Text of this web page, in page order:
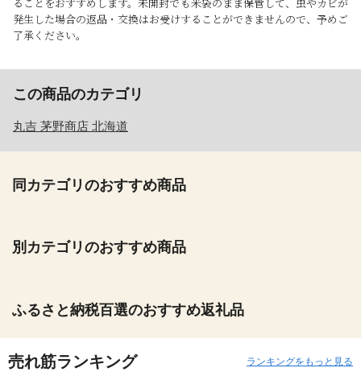
発生した場合の返品・交換はお受けすることができませんので、予めご
了承ください。
この商品のカテゴリ
丸吉 茅野商店 北海道
同カテゴリのおすすめ商品
別カテゴリのおすすめ商品
ふるさと納税百選のおすすめ返礼品
売れ筋ランキング ランキングをもっと見る